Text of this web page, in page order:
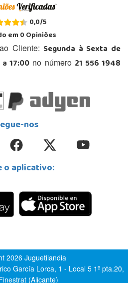
0,0/5
em0Opiniões
Cliente: Segunda à Sexta de
17:00 no número 21 556 1948
nos
o aplicativo:
2026 Juguetilandia
García Lorca, 1 - Local 5 1º pta.20,
(Alicante)